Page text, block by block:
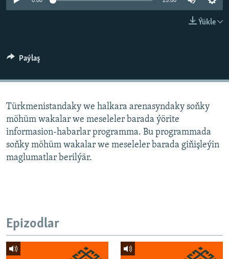
Ýükle
Paýlaş
Türkmenistandaky we halkara arenasyndaky soňky
möhüm wakalar we meseleler barada ýörite
informasion-habarlar programma. Bu programmada
soňky möhüm wakalar we meseleler barada giňişleýin
maglumatlar berilýär.
Epizodlar